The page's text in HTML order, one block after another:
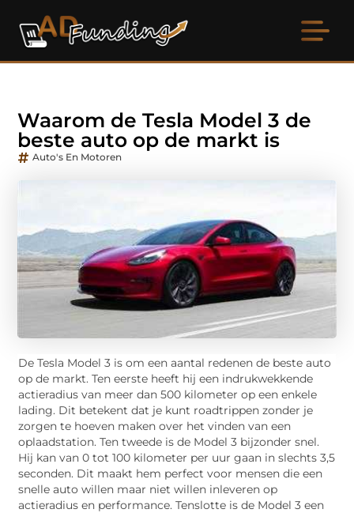
Waarom de Tesla Model 3 de
beste auto op de markt is
Auto's En Motoren
De Tesla Model 3 is om een aantal redenen de beste auto
op de markt. Ten eerste heeft hij een indrukwekkende
actieradius van meer dan 500 kilometer op een enkele
lading. Dit betekent dat je kunt roadtrippen zonder je
zorgen te hoeven maken over het vinden van een
oplaadstation. Ten tweede is de Model 3 bijzonder snel.
Hij kan van 0 tot 100 kilometer per uur gaan in slechts 3,5
seconden. Dit maakt hem perfect voor mensen die een
snelle auto willen maar niet willen inleveren op
actieradius en performance. Tenslotte is de Model 3 een